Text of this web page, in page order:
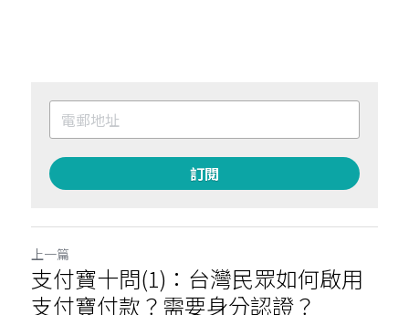
訂閱
上一篇
支付寶十問(1)：台灣民眾如何啟用
支付寶付款？需要身分認證？